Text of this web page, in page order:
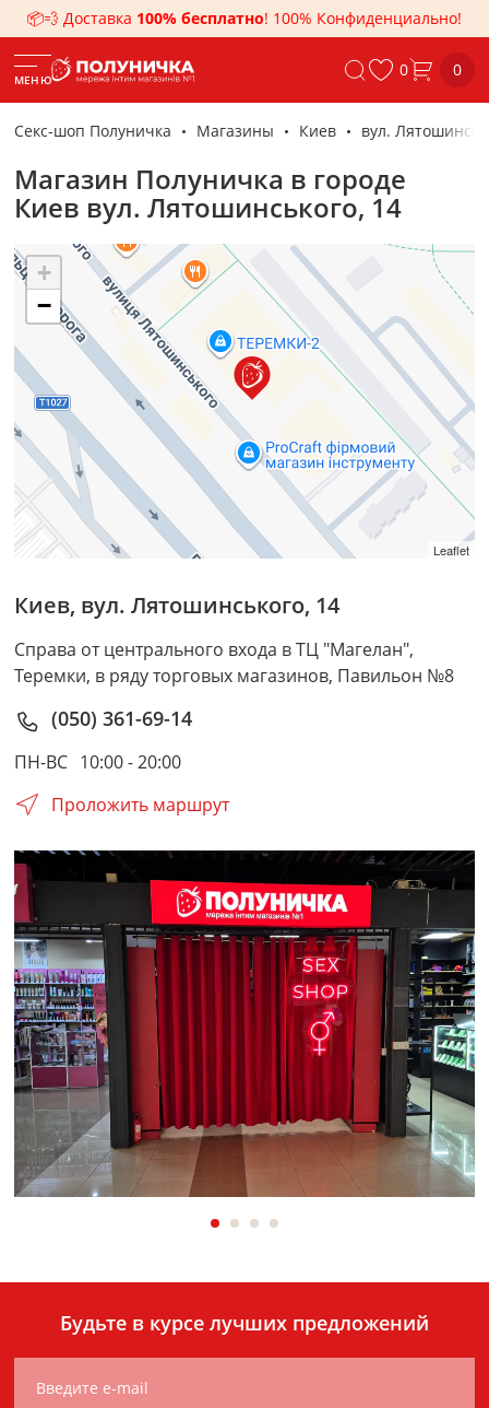
📦💨 Доставка 100% бесплатно! 100% Конфиденциально!
МЕНЮ 0 0
Секс-шоп Полуничка Магазины Киев вул.
Магазин Полуничка в городе
Киев вул. Лятошинського, 14
Киев, вул. Лятошинського, 14
Справа от центрального входа в ТЦ "Магелан",
Теремки, в ряду торговых магазинов, Павильон №8
(050) 361-69-14
ПН-ВС 10:00 - 20:00
Проложить маршрут
+
−
Leaflet
Будьте в курсе лучших предложений
Введите e-mail